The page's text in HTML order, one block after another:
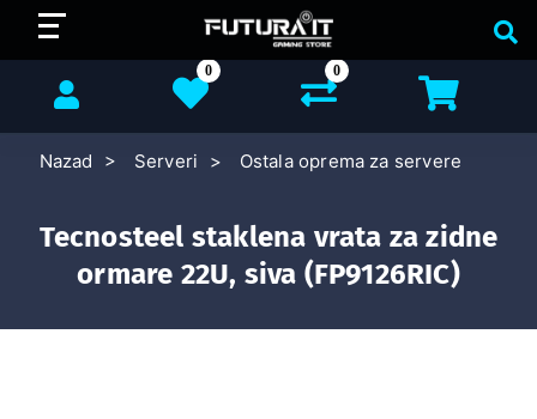
0
0
Nazad Serveri Ostala oprema za servere
Tecnosteel staklena vrata za zidne
ormare 22U, siva (FP9126RIC)